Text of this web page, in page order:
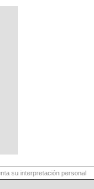
su interpretación personal